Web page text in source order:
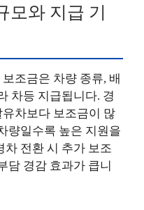
모와 지급 기
조금은 차량 종류, 배
차등 지급됩니다. 경
차보다 보조금이 많
량일수록 높은 지원을
차 전환 시 추가 보조
담 경감 효과가 큽니